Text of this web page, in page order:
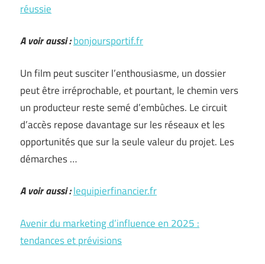
réussie
A voir aussi :bonjoursportif.fr
Un film peut susciter l’enthousiasme, un dossier
peut être irréprochable, et pourtant, le chemin vers
un producteur reste semé d’embûches. Le circuit
d’accès repose davantage sur les réseaux et les
opportunités que sur la seule valeur du projet. Les
démarches …
A voir aussi :lequipierfinancier.fr
Avenir du marketing d’influence en 2025 :
tendances et prévisions